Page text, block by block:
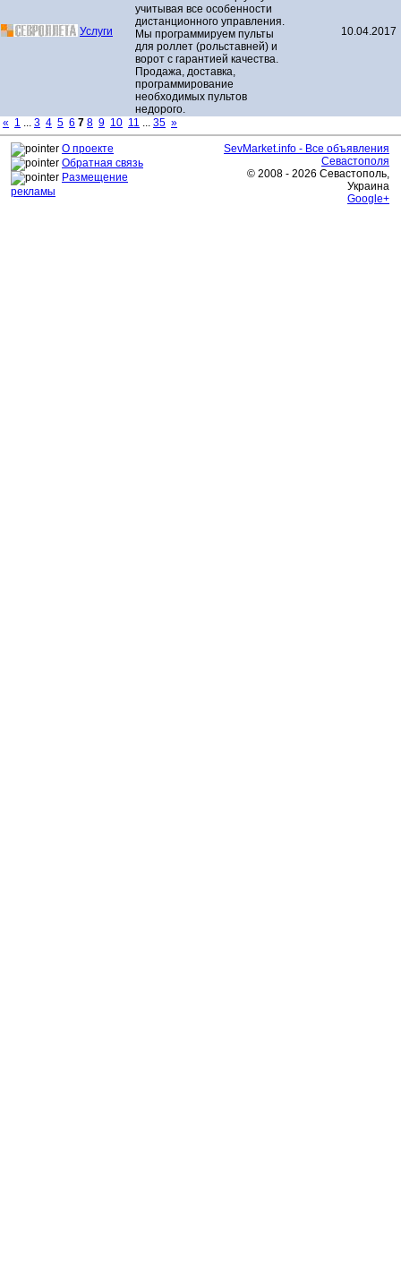
Услуги
учитывая все особенности
дистанционного управления.
Мы программируем пульты
для роллет (рольставней) и
ворот с гарантией качества.
Продажа, доставка,
программирование
необходимых пультов
недорого.
10.04.2017
« 1 3 4 5 6 7 8 9 10 11 35 »
О проекте
Обратная связь
Размещение
рекламы
SevMarket.info - Все объявления
Севастополя
© 2008 - 2026 Севастополь,
Украина
Google+